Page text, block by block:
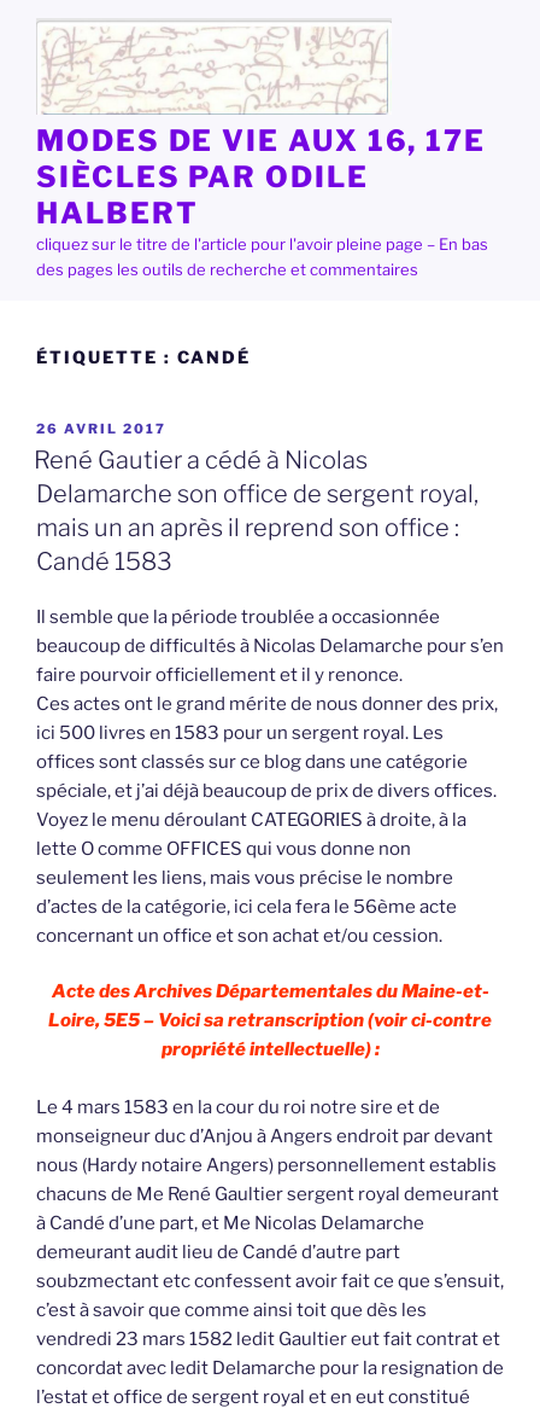
contenu
principal
MODES DE VIE AUX 16, 17E
SIÈCLES PAR ODILE
HALBERT
cliquez sur le titre de l'article pour l'avoir pleine page – En bas
des pages les outils de recherche et commentaires
ÉTIQUETTE : CANDÉ
PUBLIÉ
LE
26 AVRIL 2017
René Gautier a cédé à Nicolas
Delamarche son office de sergent royal,
mais un an après il reprend son office :
Candé 1583
Il semble que la période troublée a occasionnée
beaucoup de difficultés à Nicolas Delamarche pour s’en
faire pourvoir officiellement et il y renonce.
Ces actes ont le grand mérite de nous donner des prix,
ici 500 livres en 1583 pour un sergent royal. Les
offices sont classés sur ce blog dans une catégorie
spéciale, et j’ai déjà beaucoup de prix de divers offices.
Voyez le menu déroulant CATEGORIES à droite, à la
lette O comme OFFICES qui vous donne non
seulement les liens, mais vous précise le nombre
d’actes de la catégorie, ici cela fera le 56ème acte
concernant un office et son achat et/ou cession.
Acte des Archives Départementales du Maine-et-
Loire, 5E5 – Voici sa retranscription (voir ci-contre
propriété intellectuelle) :
Le 4 mars 1583 en la cour du roi notre sire et de
monseigneur duc d’Anjou à Angers endroit par devant
nous (Hardy notaire Angers) personnellement establis
chacuns de Me René Gaultier sergent royal demeurant
à Candé d’une part, et Me Nicolas Delamarche
demeurant audit lieu de Candé d’autre part
soubzmectant etc confessent avoir fait ce que s’ensuit,
c’est à savoir que comme ainsi toit que dès les
vendredi 23 mars 1582 ledit Gaultier eut fait contrat et
concordat avec ledit Delamarche pour la resignation de
l’estat et office de sergent royal et en eut constitué